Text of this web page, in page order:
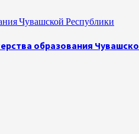
Чувашской Республики
образования